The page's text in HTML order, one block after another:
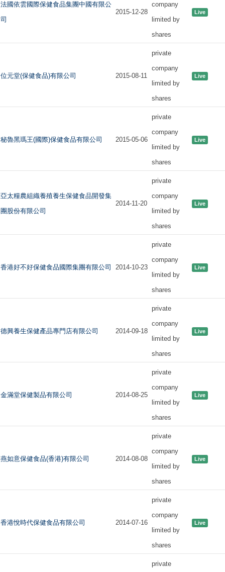
法國依雲國際保健食品集團中國有限公
司
2015-12-28
company
limited by
shares
Live
位元堂(保健食品)有限公司 2015-08-11
private
company
limited by
shares
Live
秘魯黑瑪王(國際)保健食品有限公司 2015-05-06
private
company
limited by
shares
Live
亞太糧農組織養殖養生保健食品開發集
團股份有限公司
2014-11-20
private
company
limited by
shares
Live
香港好不好保健食品國際集團有限公司 2014-10-23
private
company
limited by
shares
Live
德興養生保健產品專門店有限公司 2014-09-18
private
company
limited by
shares
Live
金滿堂保健製品有限公司 2014-08-25
private
company
limited by
shares
Live
燕如意保健食品(香港)有限公司 2014-08-08
private
company
limited by
shares
Live
香港悅時代保健食品有限公司 2014-07-16
private
company
limited by
shares
Live
private